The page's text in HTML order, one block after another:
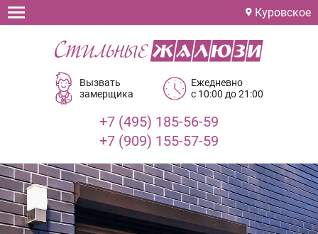
Куровское
Вызвать
замерщика
Ежедневно
с 10:00 до 21:00
+7 (495) 185-56-59
+7 (909) 155-57-59